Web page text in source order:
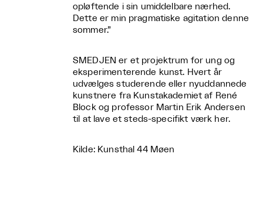
opløftende i sin umiddelbare nærhed.
Dette er min pragmatiske agitation denne
sommer.”
SMEDJEN er et projektrum for ung og
eksperimenterende kunst. Hvert år
udvælges studerende eller nyuddannede
kunstnere fra Kunstakademiet af René
Block og professor Martin Erik Andersen
til at lave et steds-specifikt værk her.
Kilde: Kunsthal 44 Møen